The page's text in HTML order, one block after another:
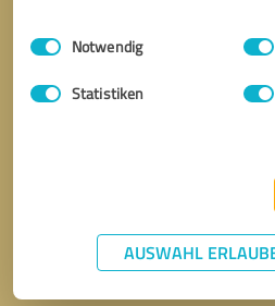
Impressum
Einwilligungsauswahl
Notwendig
Statistiken
AUSWAHL
Nachricht